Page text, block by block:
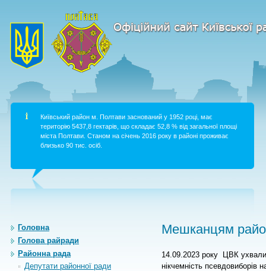
Київський район м. Полтави заснований у 1952 році, має
територію 5437,8 гектарів, що складає 52,8 % від загальної площі
міста Полтави. Станом на січень 2016 року в районі проживає
близько 90 тис. осіб.
Головна
Голова райради
Районна рада
Депутати районної ради
Мешканцям
14.09.2023 року ЦВК
нікчемність псевдовиборів